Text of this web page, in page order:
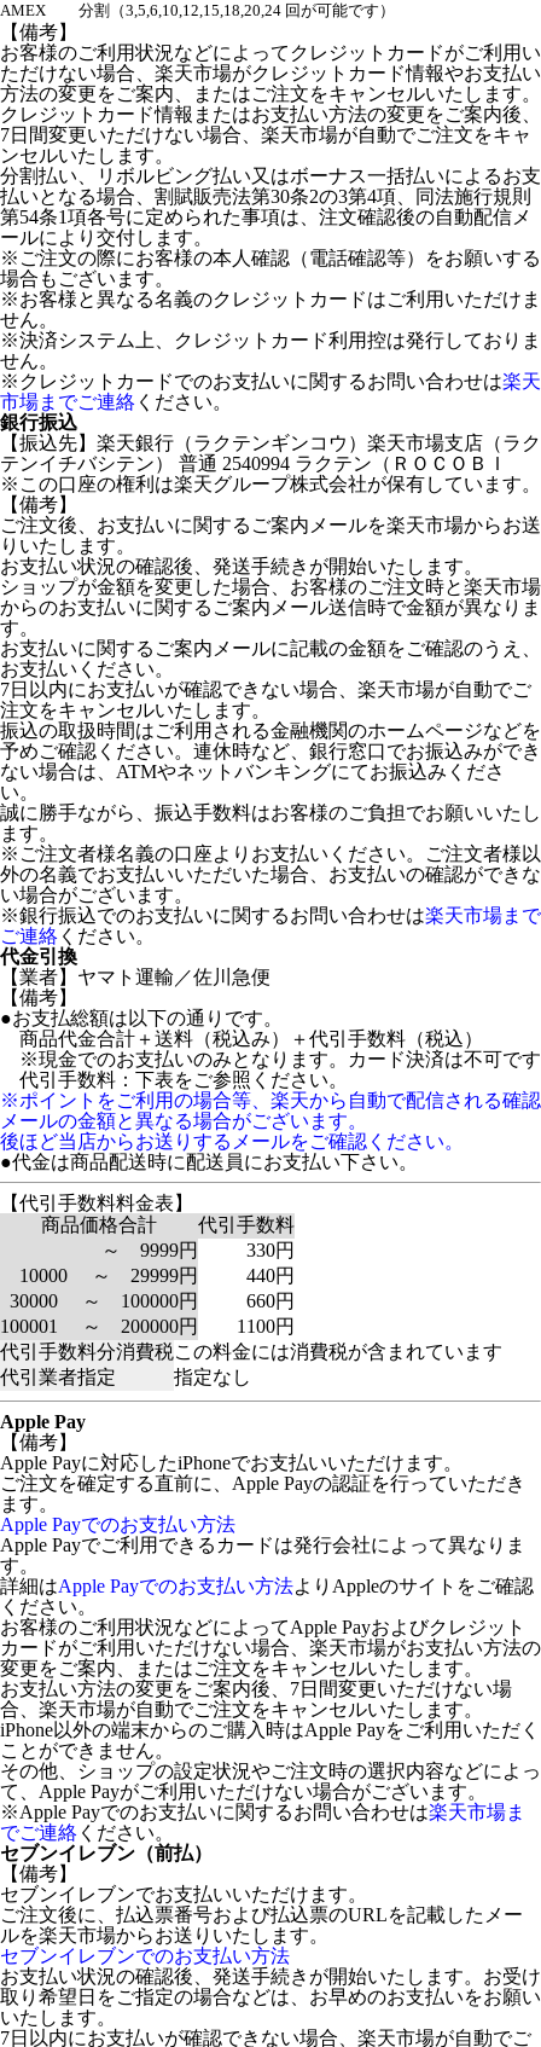
AMEX
分割（3,5,6,10,12,15,18,20,24 回が可能です）
【備考】
お客様のご利用状況などによってクレジットカードがご利用い
ただけない場合、楽天市場がクレジットカード情報やお支払い
方法の変更をご案内、またはご注文をキャンセルいたします。
クレジットカード情報またはお支払い方法の変更をご案内後、
7日間変更いただけない場合、楽天市場が自動でご注文をキャ
ンセルいたします。
分割払い、リボルビング払い又はボーナス一括払いによるお支
払いとなる場合、割賦販売法第30条2の3第4項、同法施行規則
第54条1項各号に定められた事項は、注文確認後の自動配信メ
ールにより交付します。
※ご注文の際にお客様の本人確認（電話確認等）をお願いする
場合もございます。
※お客様と異なる名義のクレジットカードはご利用いただけま
せん。
※決済システム上、クレジットカード利用控は発行しておりま
せん。
※クレジットカードでのお支払いに関するお問い合わせは楽天
市場までご連絡 ください。
銀行振込
【振込先】楽天銀行（ラクテンギンコウ）楽天市場支店（ラク
テンイチバシテン） 普通 2540994 ラクテン（ＲＯＣＯＢＩ
※この口座の権利は楽天グループ株式会社が保有しています。
【備考】
ご注文後、お支払いに関するご案内メールを楽天市場からお送
りいたします。
お支払い状況の確認後、発送手続きが開始いたします。
ショップが金額を変更した場合、お客様のご注文時と楽天市場
からのお支払いに関するご案内メール送信時で金額が異なりま
す。
お支払いに関するご案内メールに記載の金額をご確認のうえ、
お支払いください。
7日以内にお支払いが確認できない場合、楽天市場が自動でご
注文をキャンセルいたします。
振込の取扱時間はご利用される金融機関のホームページなどを
予めご確認ください。連休時など、銀行窓口でお振込みができ
ない場合は、ATMやネットバンキングにてお振込みくださ
い。
誠に勝手ながら、振込手数料はお客様のご負担でお願いいたし
ます。
※ご注文者様名義の口座よりお支払いください。ご注文者様以
外の名義でお支払いいただいた場合、お支払いの確認ができな
い場合がございます。
※銀行振込でのお支払いに関するお問い合わせは楽天市場まで
ご連絡 ください。
代金引換
【業者】ヤマト運輸／佐川急便
【備考】
●お支払総額は以下の通りです。
商品代金合計＋送料（税込み）＋代引手数料（税込）
※現金でのお支払いのみとなります。カード決済は不可です
代引手数料：下表をご参照ください。
※ポイントをご利用の場合等、楽天から自動で配信される確認
メールの金額と異なる場合がございます。
後ほど当店からお送りするメールをご確認ください。
●代金は商品配送時に配送員にお支払い下さい。
【代引手数料料金表】
商品価格合計
代引手数料
～ 9999円
330円
10000 ～ 29999円
440円
30000 ～ 100000円
660円
100001 ～ 200000円
1100円
代引手数料分消費税この料金には消費税が含まれています
代引業者指定
指定なし
Apple Pay
【備考】
Apple Payに対応したiPhoneでお支払いいただけます。
ご注文を確定する直前に、Apple Payの認証を行っていただき
ます。
Apple Payでのお支払い方法
Apple Payでご利用できるカードは発行会社によって異なりま
す。
詳細はApple Payでのお支払い方法よりAppleのサイトをご確認
ください。
お客様のご利用状況などによってApple Payおよびクレジット
カードがご利用いただけない場合、楽天市場がお支払い方法の
変更をご案内、またはご注文をキャンセルいたします。
お支払い方法の変更をご案内後、7日間変更いただけない場
合、楽天市場が自動でご注文をキャンセルいたします。
iPhone以外の端末からのご購入時はApple Payをご利用いただく
ことができません。
その他、ショップの設定状況やご注文時の選択内容などによっ
て、Apple Payがご利用いただけない場合がございます。
※Apple Payでのお支払いに関するお問い合わせは楽天市場ま
でご連絡 ください。
セブンイレブン（前払）
【備考】
セブンイレブンでお支払いいただけます。
ご注文後に、払込票番号および払込票のURLを記載したメー
ルを楽天市場からお送りいたします。
セブンイレブンでのお支払い方法
お支払い状況の確認後、発送手続きが開始いたします。お受け
取り希望日をご指定の場合などは、お早めのお支払いをお願い
いたします。
7日以内にお支払いが確認できない場合、楽天市場が自動でご